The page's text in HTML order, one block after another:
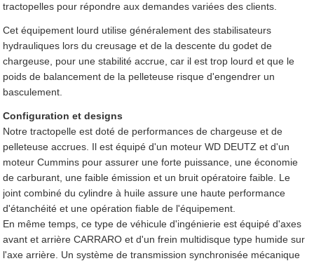
tractopelles pour répondre aux demandes variées des clients.
Cet équipement lourd utilise généralement des stabilisateurs
hydrauliques lors du creusage et de la descente du godet de
chargeuse, pour une stabilité accrue, car il est trop lourd et que le
poids de balancement de la pelleteuse risque d'engendrer un
basculement.
Configuration et designs
Notre tractopelle est doté de performances de chargeuse et de
pelleteuse accrues. Il est équipé d'un moteur WD DEUTZ et d'un
moteur Cummins pour assurer une forte puissance, une économie
de carburant, une faible émission et un bruit opératoire faible. Le
joint combiné du cylindre à huile assure une haute performance
d'étanchéité et une opération fiable de l'équipement.
En même temps, ce type de véhicule d'ingénierie est équipé d'axes
avant et arrière CARRARO et d'un frein multidisque type humide sur
l'axe arrière. Un système de transmission synchronisée mécanique